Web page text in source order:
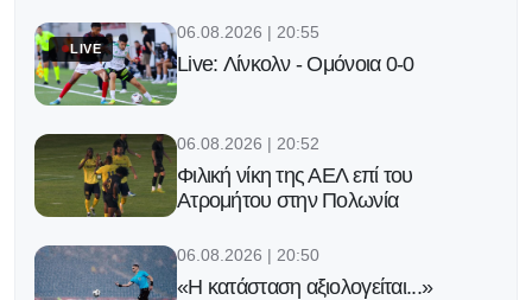
LIVE
06.08.2026 | 20:55
Live: Λίνκολν - Ομόνοια 0-0
06.08.2026 | 20:52
Φιλική νίκη της ΑΕΛ επί του
Ατρομήτου στην Πολωνία
06.08.2026 | 20:50
«Η κατάσταση αξιολογείται...»